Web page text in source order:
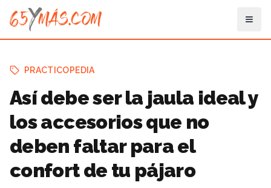
PRACTICOPEDIA
Así debe ser la jaula ideal y
los accesorios que no
deben faltar para el
confort de tu pájaro